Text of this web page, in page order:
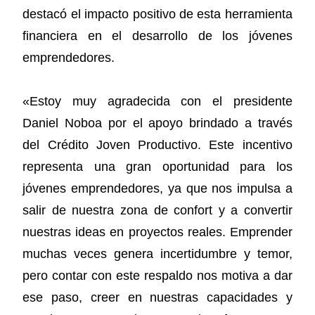
destacó el impacto positivo de esta herramienta
financiera en el desarrollo de los jóvenes
emprendedores.
«Estoy muy agradecida con el presidente
Daniel Noboa por el apoyo brindado a través
del Crédito Joven Productivo. Este incentivo
representa una gran oportunidad para los
jóvenes emprendedores, ya que nos impulsa a
salir de nuestra zona de confort y a convertir
nuestras ideas en proyectos reales. Emprender
muchas veces genera incertidumbre y temor,
pero contar con este respaldo nos motiva a dar
ese paso, creer en nuestras capacidades y